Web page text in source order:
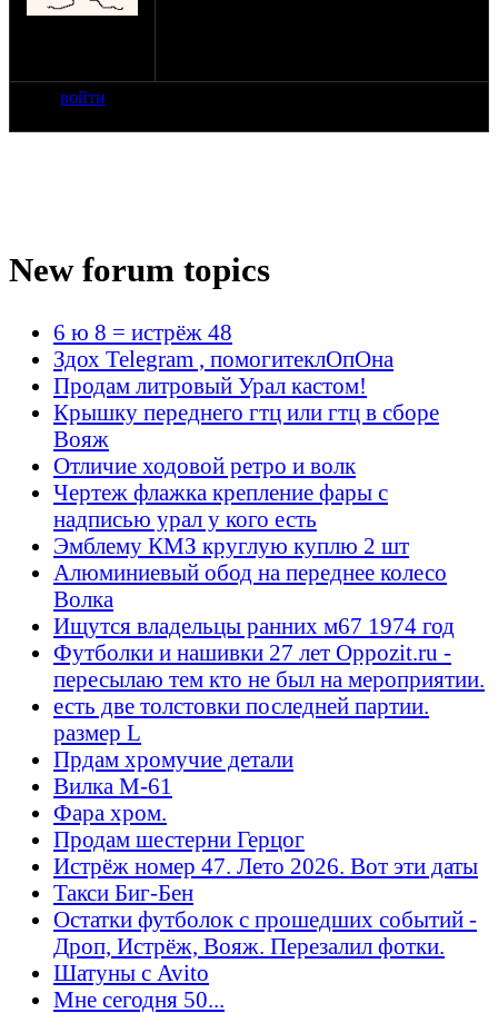
войти
New forum topics
6 ю 8 = истрёж 48
Здох Telegram , помогитеклОпОна
Продам литровый Урал кастом!
Крышку переднего гтц или гтц в сборе
Вояж
Отличие ходовой ретро и волк
Чертеж флажка крепление фары с
надписью урал у кого есть
Эмблему КМЗ круглую куплю 2 шт
Алюминиевый обод на переднее колесо
Волка
Ищутся владельцы ранних м67 1974 год
Футболки и нашивки 27 лет Oppozit.ru -
пересылаю тем кто не был на мероприятии.
есть две толстовки последней партии.
размер L
Прдам хромучие детали
Вилка М-61
Фара хром.
Продам шестерни Герцог
Истрёж номер 47. Лето 2026. Вот эти даты
Такси Биг-Бен
Остатки футболок с прошедших событий -
Дроп, Истрёж, Вояж. Перезалил фотки.
Шатуны с Avito
Мне сегодня 50...